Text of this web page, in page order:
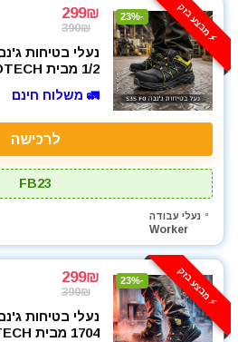
⚡️ מבצע בזק -23%
299₪
390₪
1/2 מבית NUOVOTECH
🚛 משלוח חינם
לרכישה
FB23
נעלי עבודה
Worker
⚡️ מבצע בזק -23%
299₪
390₪
1704 מבית NUOVOTECH